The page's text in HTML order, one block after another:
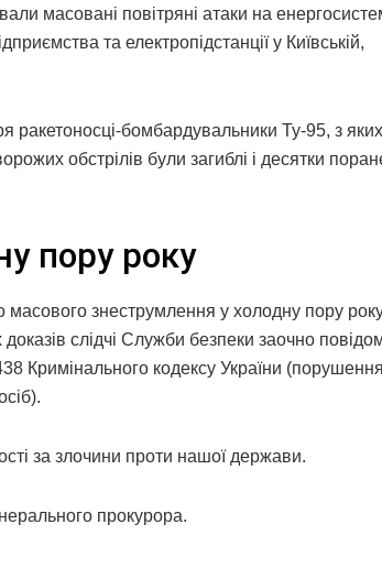
масовані повітряні атаки на
та електропідстанції у Київській,
ракетоносці-бомбардувальники Ту-95, з яких
обстрілів були загиблі і десятки
пору року
масового знеструмлення у холодну пору
доказів слідчі Служби безпеки заочно
Кримінального кодексу України
за злочини проти нашої держави.
прокурора.